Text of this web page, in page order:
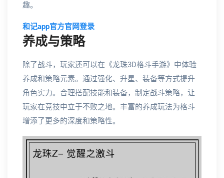
趣。
和记app官方官网登录
养成与策略
除了战斗，玩家还可以在《龙珠3D格斗手游》中体验
养成和策略元素。通过强化、升星、装备等方式提升
角色实力。合理搭配技能和装备，制定战斗策略，让
玩家在竞技中立于不败之地。丰富的养成玩法为格斗
增添了更多的深度和策略性。